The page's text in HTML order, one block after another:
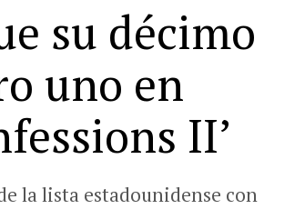
su décimo
uno en
II’
la lista estadounidense con